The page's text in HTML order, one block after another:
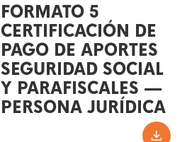
FORMATO 5
CERTIFICACIÓN DE
PAGO DE APORTES
SEGURIDAD SOCIAL
Y PARAFISCALES —
PERSONA JURÍDICA